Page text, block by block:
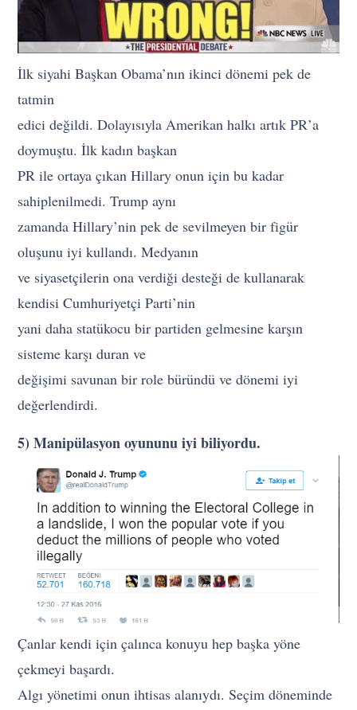
İlk siyahi Başkan Obama’nın ikinci dönemi pek de
tatmin
edici değildi. Dolayısıyla Amerikan halkı artık PR’a
doymuştu. İlk kadın başkan
PR ile ortaya çıkan Hillary onun için bu kadar
sahiplenilmedi. Trump aynı
zamanda Hillary’nin pek de sevilmeyen bir figür
oluşunu iyi kullandı. Medyanın
ve siyasetçilerin ona verdiği desteği de kullanarak
kendisi Cumhuriyetçi Parti’nin
yani daha statükocu bir partiden gelmesine karşın
sisteme karşı duran ve
değişimi savunan bir role büründü ve dönemi iyi
değerlendirdi.
5) Manipülasyon oyununu iyi biliyordu.
Çanlar kendi için çalınca konuyu hep başka yöne
çekmeyi başardı.
Algı yönetimi onun ihtisas alanıydı. Seçim döneminde